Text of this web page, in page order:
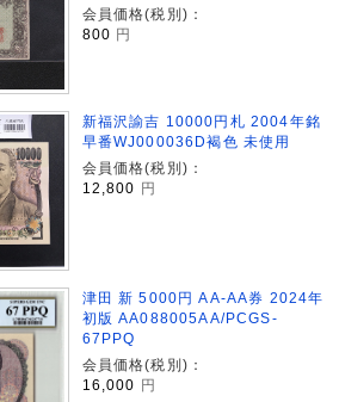
会員価格(税別)：
800 円
新福沢諭吉 10000円札 2004年銘
早番WJ000036D褐色 未使用
会員価格(税別)：
12,800 円
津田 新 5000円 AA-AA券 2024年
初版 AA088005AA/PCGS-
67PPQ
会員価格(税別)：
16,000
円